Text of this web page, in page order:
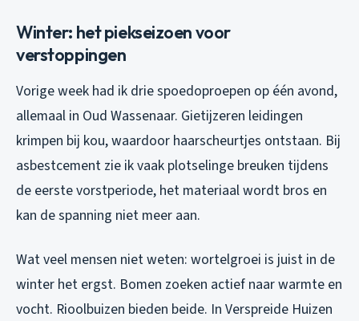
Winter: het piekseizoen voor
verstoppingen
Vorige week had ik drie spoedoproepen op één avond,
allemaal in Oud Wassenaar. Gietijzeren leidingen
krimpen bij kou, waardoor haarscheurtjes ontstaan. Bij
asbestcement zie ik vaak plotselinge breuken tijdens
de eerste vorstperiode, het materiaal wordt bros en
kan de spanning niet meer aan.
Wat veel mensen niet weten: wortelgroei is juist in de
winter het ergst. Bomen zoeken actief naar warmte en
vocht. Rioolbuizen bieden beide. In Verspreide Huizen